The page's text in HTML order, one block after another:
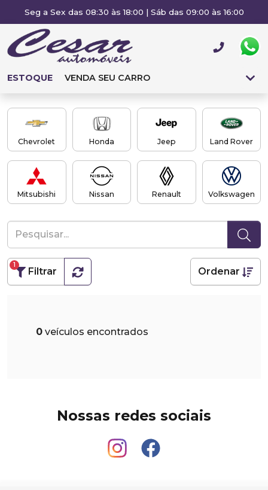
Seg a Sex das 08:30 às 18:00 | Sáb das 09:00 às 16:00
ESTOQUE VENDA SEU CARRO
Chevrolet Honda Jeep Land Rover
Mitsubishi Nissan Renault Volkswagen
Filtrar
1
Ordenar
0 veículos encontrados
Nossas redes sociais